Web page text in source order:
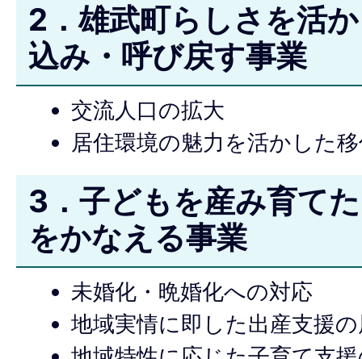
2．雄武町らしさを活
込み・呼び戻す事業
交流人口の拡大
居住環境の魅力を活かした
3．子どもを産み育て
をかなえる事業
未婚化・晩婚化への対応
地域実情に即した出産支援